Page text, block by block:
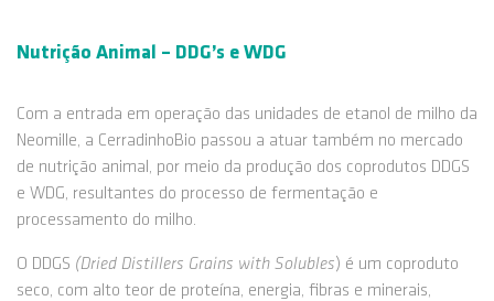
Nutrição Animal – DDG’s e WDG
Com a entrada em operação das unidades de etanol de milho da
Neomille, a CerradinhoBio passou a atuar também no mercado
de nutrição animal, por meio da produção dos coprodutos DDGS
e WDG, resultantes do processo de fermentação e
processamento do milho.
O DDGS (Dried Distillers Grains with Solubles) é um coproduto
seco, com alto teor de proteína, energia, fibras e minerais,